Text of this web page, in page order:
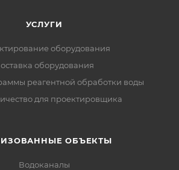
УСЛУГИ
оборудования
оборудования
реагентной обработки воды
для проектировщика
ОБЪЕКТЫ
Водоканалы